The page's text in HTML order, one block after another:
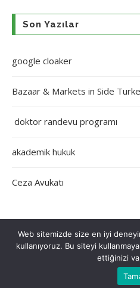
Son Yazılar
google cloaker
Bazaar & Markets in Side
doktor randevu programı
akademik hukuk
Ceza Avukatı
Gizlilik
Tüm Hakları
Web sitemizde size en iyi
kullanıyoruz. Bu siteyi
ettiğinizi